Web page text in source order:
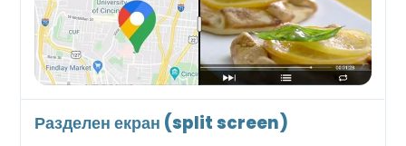
Разделен екран (split screen)